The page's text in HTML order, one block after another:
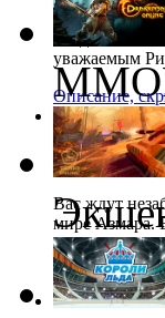
Путь
поединках на
уважаемым
Описание,
Karos
Вас ждут
мире Азмара.
Описание,